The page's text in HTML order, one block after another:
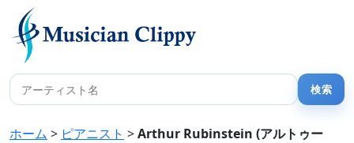
ホーム > ピアニスト >Arthur Rubinstein (アルトゥー